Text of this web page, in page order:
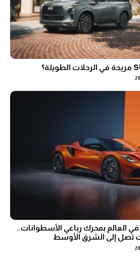
في العالم بمحرك رباعي الأسطوانات..